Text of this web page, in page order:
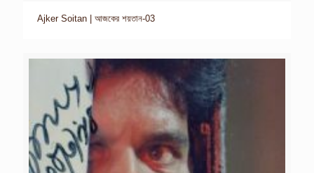
Ajker Soitan | আজকের শয়তান-03